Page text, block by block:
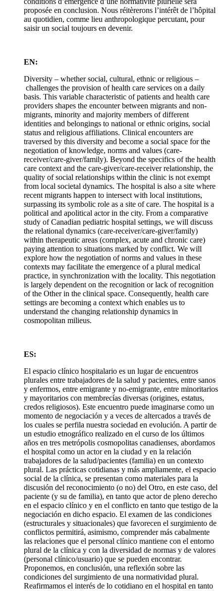
proposée en conclusion. Nous réitèrerons l’intérêt de l’hôpital
au quotidien, comme lieu anthropologique percutant, pour
saisir un social toujours en devenir.
EN:
Diversity – whether social, cultural, ethnic or religious –
challenges the provision of health care services on a daily
basis. This variable characteristic of patients and health care
providers shapes the encounter between migrants and non-
migrants, minority and majority members of different
identities and belongings to national or ethnic origins, social
status and religious affiliations. Clinical encounters are
traversed by this diversity and become a social space for the
negotiation of knowledge, norms and values (care-
receiver/care-giver/family). Beyond the specifics of the health
care context and the care-giver/care-receiver relationship, the
quality of social relationships within the clinic is not exempt
from local societal dynamics. The hospital is also a site where
recent migrants happen to intersect with local institutions,
surpassing its symbolic role as a site of care. The hospital is a
political and apolitical actor in the city. From a comparative
study of Canadian pediatric hospital settings, we will discuss
the relational dynamics (care-receiver/care-giver/family)
within therapeutic areas (complex, acute and chronic care)
paying attention to situations marked by conflict. We will
explore how the negotiation of norms and values in these
contexts may facilitate the emergence of a plural medical
practice, in synchronization with the locality. This negotiation
is largely dependent on the recognition or lack of recognition
of the Other in the clinical space. Consequently, health care
settings are becoming a context which enables us to
understand the changing relationship dynamics in
cosmopolitan milieus.
ES:
El espacio clínico hospitalario es un lugar de encuentros
plurales entre trabajadores de la salud y pacientes, entre sanos
y enfermos, entre emigrante y no-emigrante, entre minoritarios
y mayoritarios con membrecías diversas (origines, estatus,
credos religiosos). Este encuentro puede imaginarse como un
momento de negociación y a veces de altercados a través de
los cuales se perfila nuestra sociedad en evolución. A partir de
un estudio etnográfico realizado en el curso de los últimos
años en tres metrópolis cosmopolitas canadienses, abordamos
el hospital como un actor en la ciudad y en la relación
trabajadores de la salud/pacientes (familia) en un contexto
plural. Las prácticas cotidianas y más ampliamente, el espacio
social de la clínica, se presentan como materiales para la
discusión del reconocimiento (o no) del Otro, en este caso, del
paciente (y su de familia), en tanto que actor de pleno derecho
en el espacio clínico y en el conflicto en tanto que testigo de la
negociación en dicho espacio. El examen de las condiciones
(estructurales y situacionales) que favorecen el surgimiento de
conflictos permitirá, asimismo, comprender más cabalmente
las relaciones que el personal clínico mantiene con el entorno
plural de la clínica y con la diversidad de normas y de valores
(personal clínico/usuario) que se pueden encontrar.
Proponemos, en conclusión, una reflexión sobre las
condiciones del surgimiento de una normatividad plural.
Reafirmamos el interés de lo cotidiano en el hospital en tanto